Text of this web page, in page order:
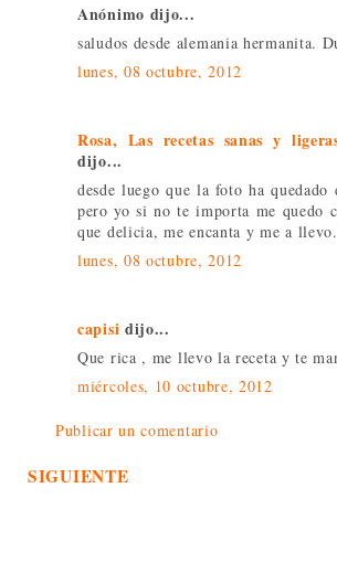
Anónimo dijo...
saludos desde alemania hermanita.
lunes, 08 octubre, 2012
Rosa, Las recetas sanas y
dijo...
desde luego que la foto ha quedado
pero yo si no te importa me quedo
que delicia, me encanta y me a
lunes, 08 octubre, 2012
capisi dijo...
Que rica , me llevo la receta y te
miércoles, 10 octubre, 2012
Publicar un comentario
SIGUIENTE